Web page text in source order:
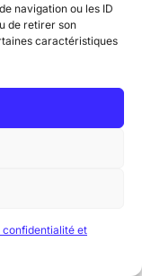
navigation ou les ID
de retirer son
caractéristiques
confidentialité et
un
silicone, sacs
est